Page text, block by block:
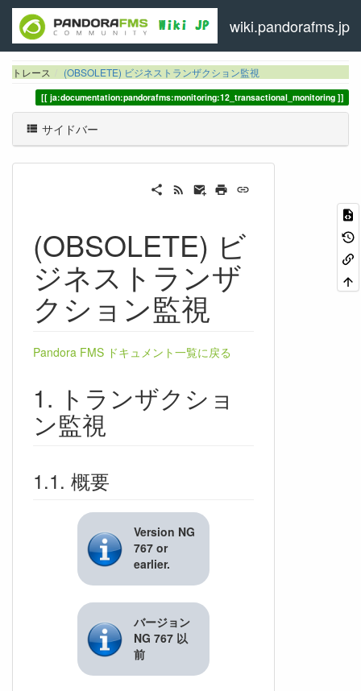
wiki.pandorafms.jp
トレース (OBSOLETE) ビジネストランザクション監視
ja:documentation:pandorafms:monitoring:12_transactional_monitoring
サイドバー
(OBSOLETE) ビ
ジネストランザ
クション監視
Pandora FMS ドキュメント一覧に戻る
トランザクショ
ン監視
概要
Version NG
767 or
earlier.
バージョン
NG 767 以
前